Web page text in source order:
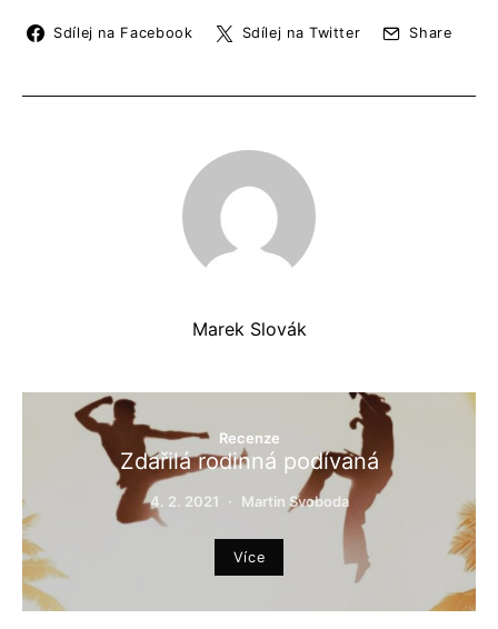
Sdílej na Facebook Sdílej na Twitter Share
Marek Slovák
Recenze
Zdařilá rodinná podívaná
4. 2. 2021 Martin Svoboda
Více